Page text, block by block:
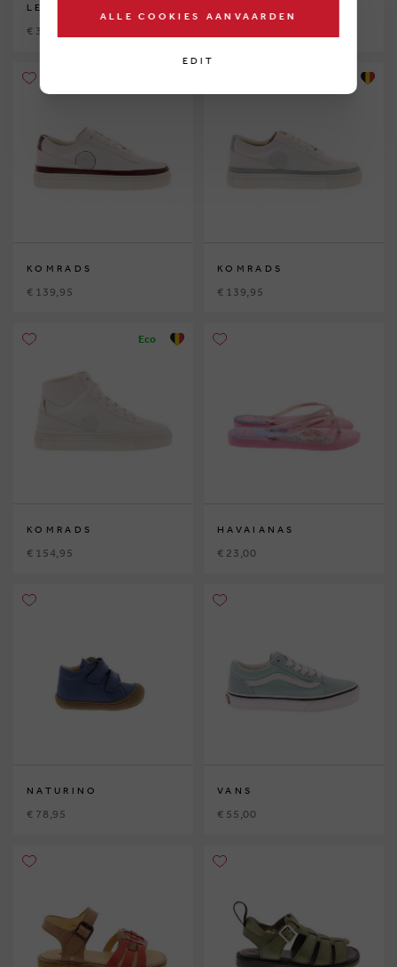
LEMARGO
€ 375,00
KOMRADS
€ 139,95
KOMRADS
€ 139,95
Eco
KOMRADS
€ 154,95
HAVAIANAS
€ 23,00
NATURINO
€ 78,95
VANS
€ 55,00
ALLE COOKIES AANVAARDEN
EDIT